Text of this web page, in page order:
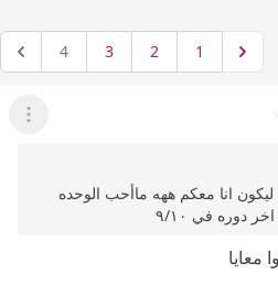
1
2
3
4
عرض
انا معكم ههه ماأحب الوحده
دوره في ٩/١٠
معايا